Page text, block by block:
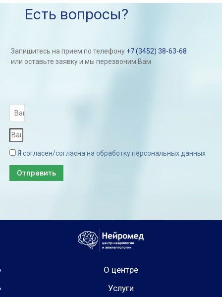
Есть вопросы?
Запишитесь на прием по телефону +7 (3452) 38-63-68
или оставьте заявку и мы перезвоним Вам
Я согласен/согласна на обработку персональных данных
Отправить
О центре
Услуги